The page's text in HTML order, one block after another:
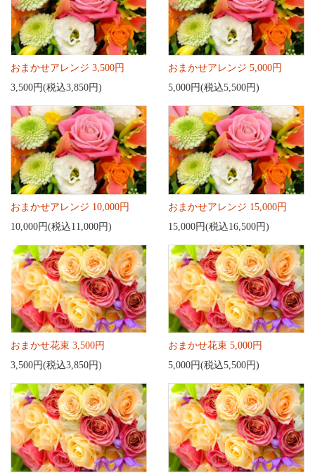
おまかせアレンジ 3,500円
3,500円(税込3,850円)
おまかせアレンジ 5,000円
5,000円(税込5,500円)
おまかせアレンジ 10,000円
10,000円(税込11,000円)
おまかせアレンジ 15,000円
15,000円(税込16,500円)
おまかせ花束 3,500円
3,500円(税込3,850円)
おまかせ花束 5,000円
5,000円(税込5,500円)